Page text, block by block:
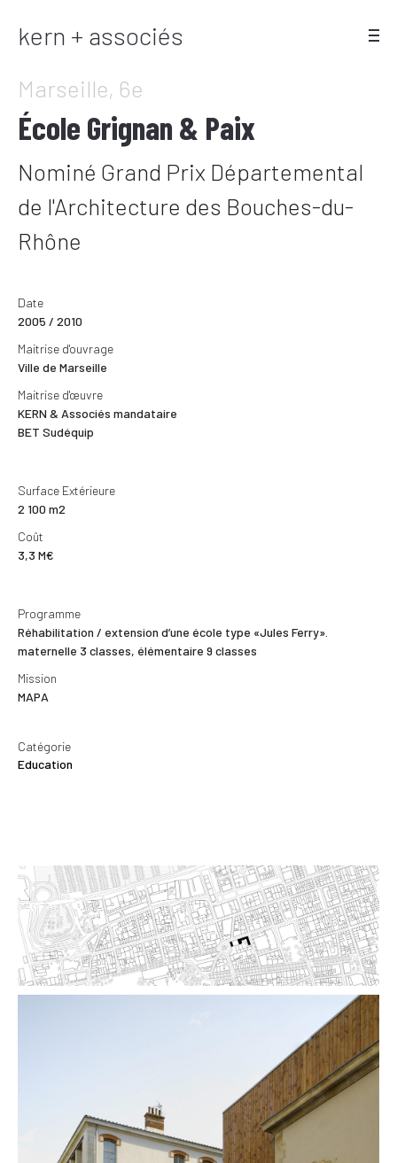
kern + associés
Marseille, 6e
École Grignan & Paix
Nominé Grand Prix Départemental
de l'Architecture des Bouches-du-
Rhône
Date
2005 / 2010
Maitrise d'ouvrage
Ville de Marseille
Maitrise d'œuvre
KERN & Associés mandataire
BET Sudéquip
Surface Extérieure
2 100 m2
Coût
3,3 M€
Programme
Réhabilitation / extension d’une école type «Jules Ferry».
maternelle 3 classes, élémentaire 9 classes
Mission
MAPA
Catégorie
Education